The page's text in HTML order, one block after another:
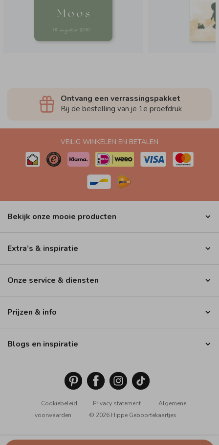
Ontvang een verrassingspakket
Bij de bestelling van je 1e proefdruk
VEILIG WINKELEN EN BETALEN
Bekijk onze mooie producten
Extra’s & inspiratie
Onze service & diensten
Prijzen & info
Blogs en inspiratie
Cookiebeleid Privacy statement
Algemene
voorwaarden
© 2026 Hippe Geboortekaartjes